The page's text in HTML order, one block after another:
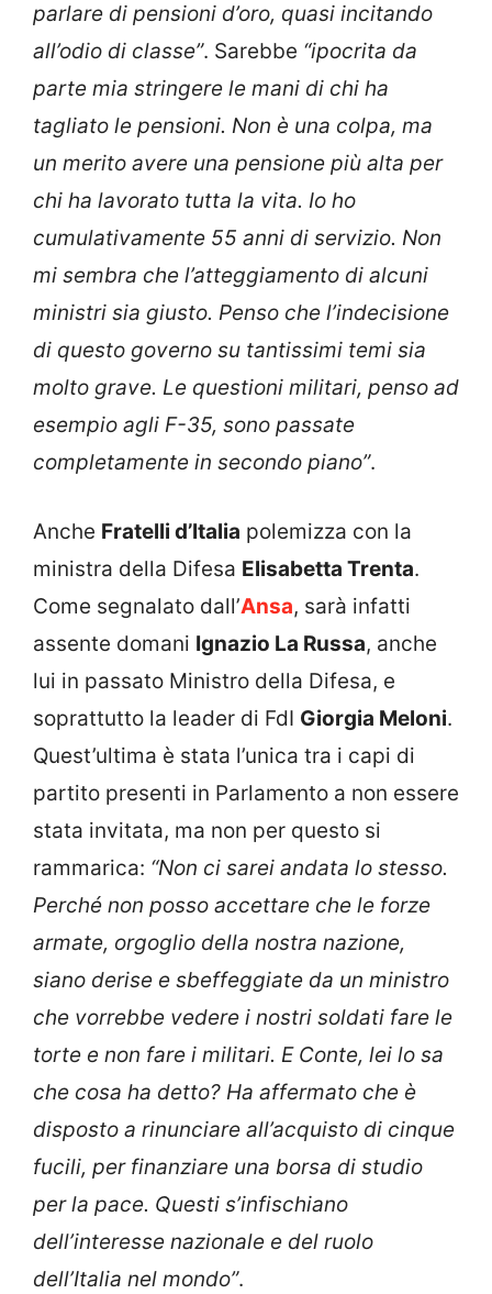
parlare di pensioni d’oro, quasi incitando
all’odio di classe”. Sarebbe “ipocrita da
parte mia stringere le mani di chi ha
tagliato le pensioni. Non è una colpa, ma
un merito avere una pensione più alta per
chi ha lavorato tutta la vita. Io ho
cumulativamente 55 anni di servizio. Non
mi sembra che l’atteggiamento di alcuni
ministri sia giusto. Penso che l’indecisione
di questo governo su tantissimi temi sia
molto grave. Le questioni militari, penso ad
esempio agli F-35, sono passate
completamente in secondo piano”.
Anche Fratelli d’Italia polemizza con la
ministra della Difesa Elisabetta Trenta.
Come segnalato dall’Ansa, sarà infatti
assente domani Ignazio La Russa, anche
lui in passato Ministro della Difesa, e
soprattutto la leader di FdI Giorgia Meloni.
Quest’ultima è stata l’unica tra i capi di
partito presenti in Parlamento a non essere
stata invitata, ma non per questo si
rammarica: “Non ci sarei andata lo stesso.
Perché non posso accettare che le forze
armate, orgoglio della nostra nazione,
siano derise e sbeffeggiate da un ministro
che vorrebbe vedere i nostri soldati fare le
torte e non fare i militari. E Conte, lei lo sa
che cosa ha detto? Ha affermato che è
disposto a rinunciare all’acquisto di cinque
fucili, per finanziare una borsa di studio
per la pace. Questi s’infischiano
dell’interesse nazionale e del ruolo
dell’Italia nel mondo”.